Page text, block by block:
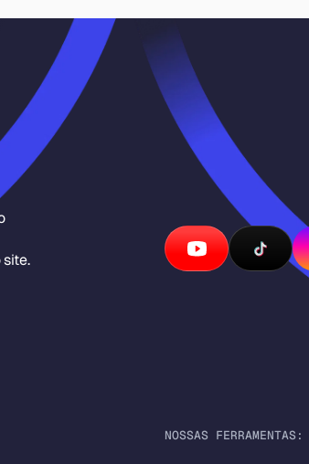
NOSSAS FERRAMENTAS: